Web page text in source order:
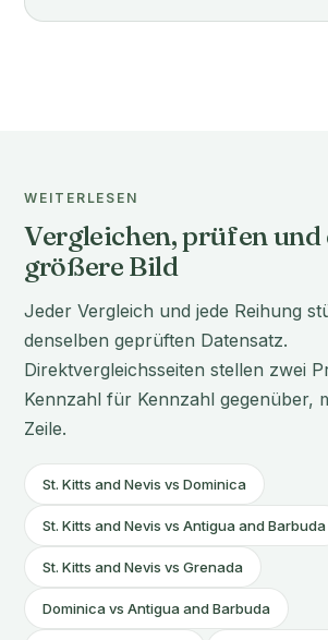
WEITERLESEN
Vergleichen, prüfen und
größere Bild
Jeder Vergleich und jede Reihung
denselben geprüften Datensatz.
Direktvergleichsseiten stellen zwei
Kennzahl für Kennzahl gegenüber,
Zeile.
St. Kitts and Nevis vs Dominica
St. Kitts and Nevis vs Antigua and Barbuda
St. Kitts and Nevis vs Grenada
Dominica vs Antigua and Barbuda